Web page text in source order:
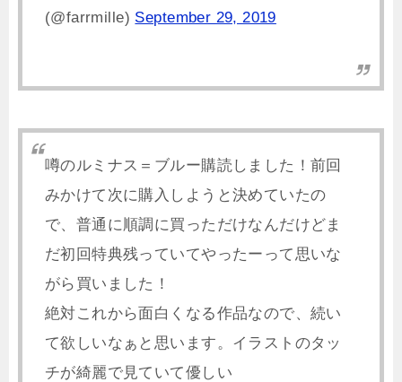
(@farrmille) September 29, 2019
噂のルミナス＝ブルー購読しました！前回
みかけて次に購入しようと決めていたの
で、普通に順調に買っただけなんだけどま
だ初回特典残っていてやったーって思いな
がら買いました！
絶対これから面白くなる作品なので、続い
て欲しいなぁと思います。イラストのタッ
チが綺麗で見ていて優しい